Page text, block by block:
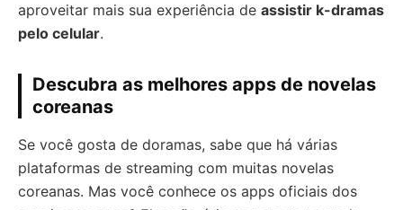
aproveitar mais sua experiência de assistir k-dramas
pelo celular.
Descubra as melhores apps de novelas
coreanas
Se você gosta de doramas, sabe que há várias
plataformas de streaming com muitas novelas
coreanas. Mas você conhece os apps oficiais dos